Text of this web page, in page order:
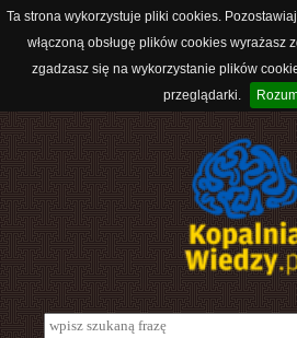
Ta strona wykorzystuje pliki cookies.
włączoną obsługę plików cookies wyrażasz
zgadzasz się na wykorzystanie plików
przeglądarki.